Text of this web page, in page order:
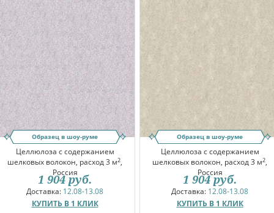
Образец в шоу-руме
Целлюлоза с содержанием
шелковых волокон, расход 3 м2,
Россия
Доставка: 12.08-13.08
КУПИТЬ В 1 КЛИК
1 904 руб.
Образец в шоу-руме
Целлюлоза с содержанием
шелковых волокон, расход 3 м2,
Россия
Доставка: 12.08-13.08
КУПИТЬ В 1 КЛИК
1 904 руб.